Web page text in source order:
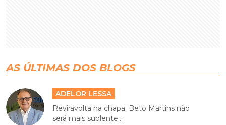
AS ÚLTIMAS DOS BLOGS
ADELOR LESSA
Reviravolta na chapa: Beto Martins não
será mais suplente...